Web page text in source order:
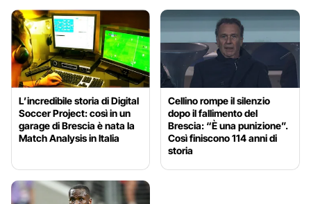
L’incredibile storia di Digital
Soccer Project: così in un
garage di Brescia è nata la
Match Analysis in Italia
Cellino rompe il silenzio
dopo il fallimento del
Brescia: “È una punizione”.
Così finiscono 114 anni di
storia